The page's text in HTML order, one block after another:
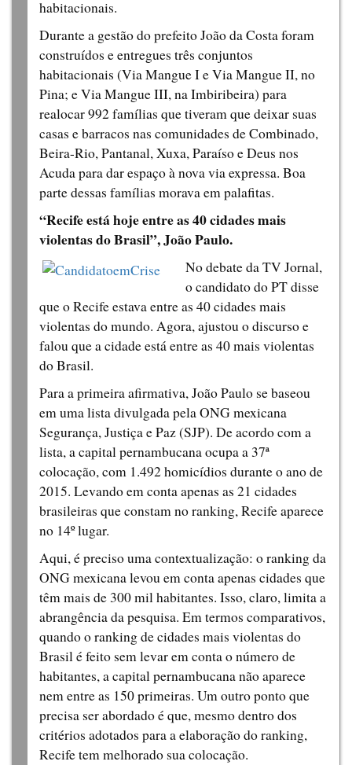
habitacionais.
Durante a gestão do prefeito João da Costa foram
construídos e entregues três conjuntos
habitacionais (Via Mangue I e Via Mangue II, no
Pina; e Via Mangue III, na Imbiribeira) para
realocar 992 famílias que tiveram que deixar suas
casas e barracos nas comunidades de Combinado,
Beira-Rio, Pantanal, Xuxa, Paraíso e Deus nos
Acuda para dar espaço à nova via expressa. Boa
parte dessas famílias morava em palafitas.
“Recife está hoje entre as 40 cidades mais
violentas do Brasil”, João Paulo.
No debate da TV Jornal,
o candidato do PT disse
que o Recife estava entre as 40 cidades mais
violentas do mundo. Agora, ajustou o discurso e
falou que a cidade está entre as 40 mais violentas
do Brasil.
Para a primeira afirmativa, João Paulo se baseou
em uma lista divulgada pela ONG mexicana
Segurança, Justiça e Paz (SJP). De acordo com a
lista, a capital pernambucana ocupa a 37ª
colocação, com 1.492 homicídios durante o ano de
2015. Levando em conta apenas as 21 cidades
brasileiras que constam no ranking, Recife aparece
no 14º lugar.
Aqui, é preciso uma contextualização: o ranking da
ONG mexicana levou em conta apenas cidades que
têm mais de 300 mil habitantes. Isso, claro, limita a
abrangência da pesquisa. Em termos comparativos,
quando o ranking de cidades mais violentas do
Brasil é feito sem levar em conta o número de
habitantes, a capital pernambucana não aparece
nem entre as 150 primeiras. Um outro ponto que
precisa ser abordado é que, mesmo dentro dos
critérios adotados para a elaboração do ranking,
Recife tem melhorado sua colocação.